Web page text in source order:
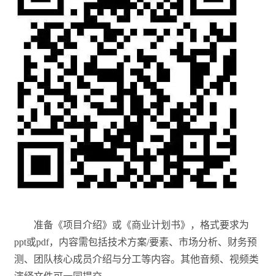
准备《项目介绍》或《商业计划书》，格式要求为
ppt或pdf，内容需包括技术方案/要素、市场分析、财务预
测、团队核心成员介绍与分工等内容。其他音频、视频类